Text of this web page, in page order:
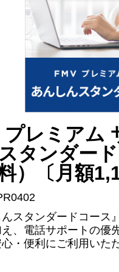
プレミアム
タンダー
）〔月額
んスタンダードコー
、電話サポートの優
・便利にご利用いた